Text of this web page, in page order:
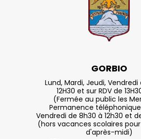
GORBIO
Lund, Mardi, Jeudi, Vendredi
12H30 et sur RDV de
(Fermée au public les
Permanence
Vendredi de 8h30 à 12h30 et de
(hors vacances scolaires
d'après-midi)